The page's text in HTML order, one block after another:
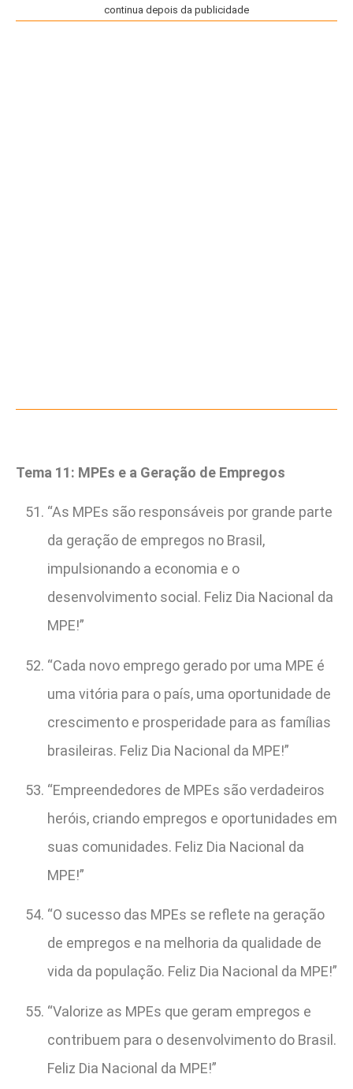
continua depois da publicidade
Tema 11: MPEs e a Geração de Empregos
“As MPEs são responsáveis por grande parte
da geração de empregos no Brasil,
impulsionando a economia e o
desenvolvimento social. Feliz Dia Nacional da
MPE!”
“Cada novo emprego gerado por uma MPE é
uma vitória para o país, uma oportunidade de
crescimento e prosperidade para as famílias
brasileiras. Feliz Dia Nacional da MPE!”
“Empreendedores de MPEs são verdadeiros
heróis, criando empregos e oportunidades em
suas comunidades. Feliz Dia Nacional da
MPE!”
“O sucesso das MPEs se reflete na geração
de empregos e na melhoria da qualidade de
vida da população. Feliz Dia Nacional da MPE!”
“Valorize as MPEs que geram empregos e
contribuem para o desenvolvimento do Brasil.
Feliz Dia Nacional da MPE!”